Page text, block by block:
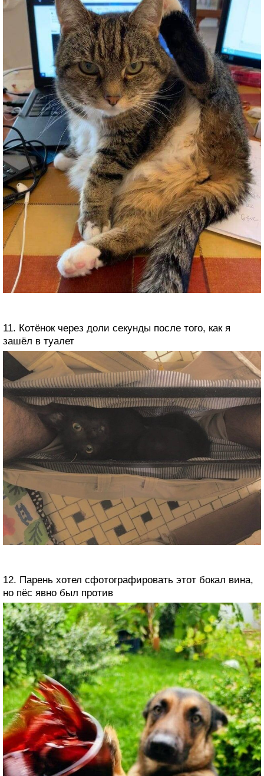
11. Котёнок через доли секунды после того, как я
зашёл в туалет
12. Парень хотел сфотографировать этот бокал вина,
но пёс явно был против